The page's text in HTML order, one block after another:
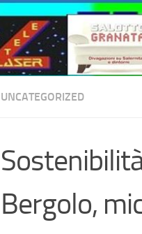
UNCATEGORIZED
Bergolo,